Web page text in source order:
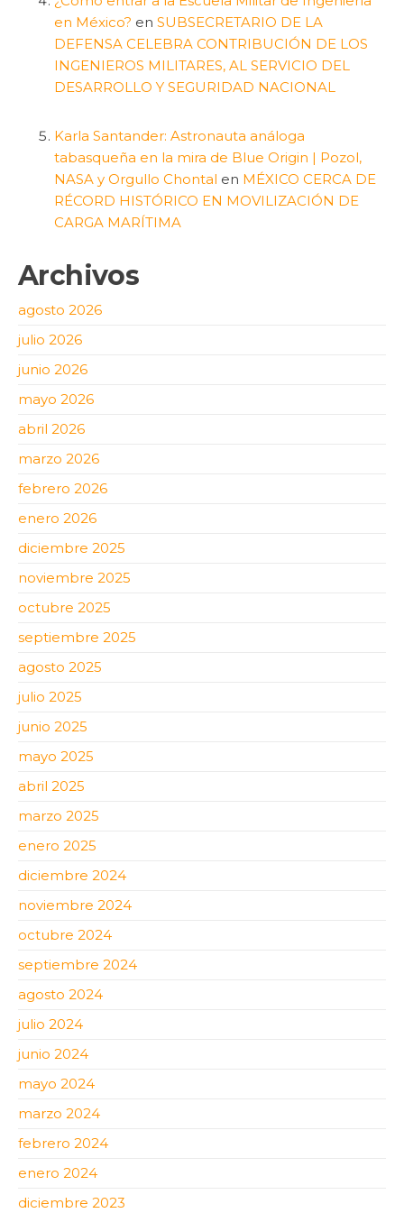
en México? en SUBSECRETARIO DE LA
DEFENSA CELEBRA CONTRIBUCIÓN DE LOS
INGENIEROS MILITARES, AL SERVICIO DEL
DESARROLLO Y SEGURIDAD NACIONAL
Karla Santander: Astronauta análoga
tabasqueña en la mira de Blue Origin | Pozol,
NASA y Orgullo Chontal en MÉXICO CERCA DE
RÉCORD HISTÓRICO EN MOVILIZACIÓN DE
CARGA MARÍTIMA
Archivos
agosto 2026
julio 2026
junio 2026
mayo 2026
abril 2026
marzo 2026
febrero 2026
enero 2026
diciembre 2025
noviembre 2025
octubre 2025
septiembre 2025
agosto 2025
julio 2025
junio 2025
mayo 2025
abril 2025
marzo 2025
enero 2025
diciembre 2024
noviembre 2024
octubre 2024
septiembre 2024
agosto 2024
julio 2024
junio 2024
mayo 2024
marzo 2024
febrero 2024
enero 2024
diciembre 2023